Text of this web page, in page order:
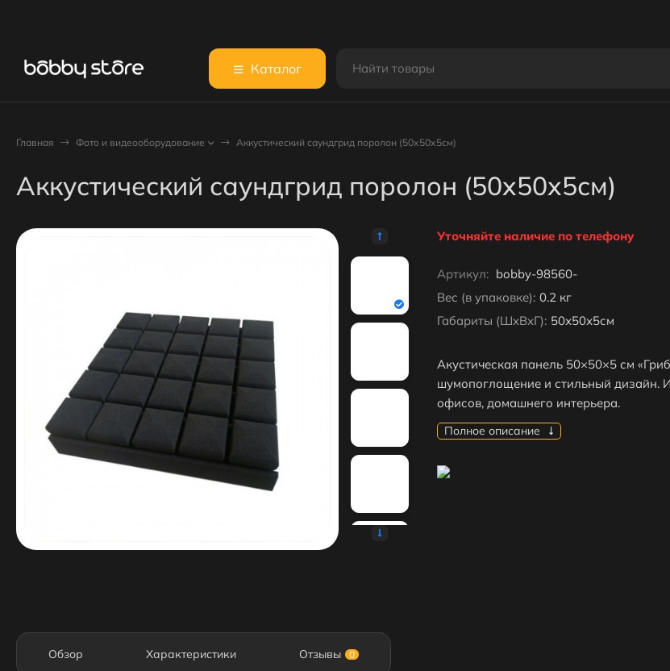
Каталог
Главная Фото и видеооборудование Аккустический саундгрид поролон (50х50х5см)
Аккустический саундгрид поролон (50х50х5см)
Уточняйте наличие по телефону
Артикул: bobby-98560-
Вес (в упаковке): 0.2 кг
Габариты (ШхВхГ): 50х50х5см
Акустическая панель 50×50×5 см
шумопоглощение и стильный дизайн.
офисов, домашнего интерьера.
Полное описание
Обзор Характеристики Отзывы 0